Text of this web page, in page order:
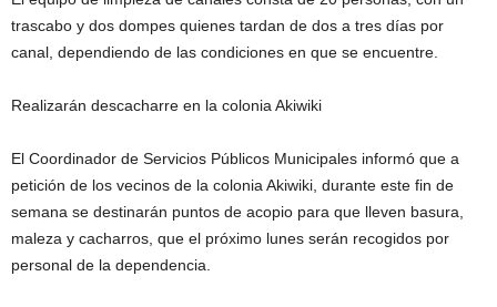
trascabo y dos dompes quienes tardan de dos a tres días por
canal, dependiendo de las condiciones en que se encuentre.
Realizarán descacharre en la colonia Akiwiki
El Coordinador de Servicios Públicos Municipales informó que a
petición de los vecinos de la colonia Akiwiki, durante este fin de
semana se destinarán puntos de acopio para que lleven basura,
maleza y cacharros, que el próximo lunes serán recogidos por
personal de la dependencia.